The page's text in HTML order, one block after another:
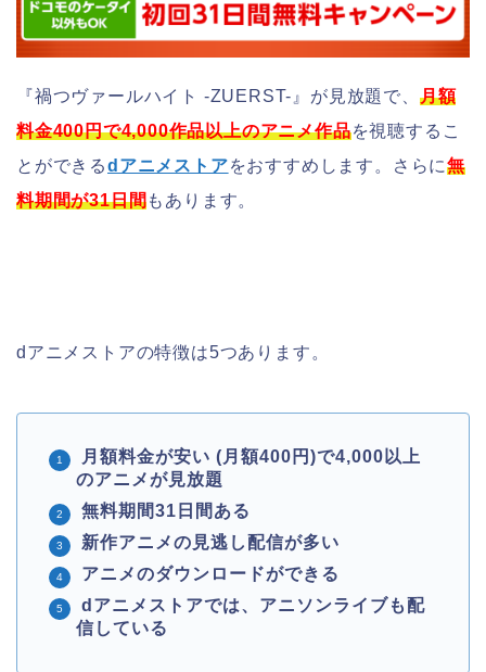
『禍つヴァールハイト -ZUERST-』が見放題で、 月額
料金400円で4,000作品以上のアニメ作品を視聴するこ
とができるdアニメストアをおすすめします。さらに無
料期間が31日間もあります。
dアニメストアの特徴は5つあります。
月額料金が安い (月額400円)で4,000以上
のアニメが見放題
無料期間31日間ある
新作アニメの見逃し配信が多い
アニメのダウンロードができる
dアニメストアでは、アニソンライブも配
信している